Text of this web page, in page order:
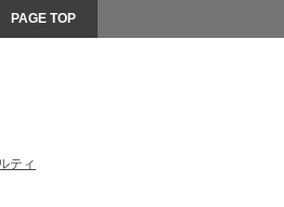
PAGE TOP
ティ